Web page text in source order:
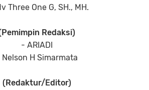
Three One G, SH., MH.
Redaksi)
- ARIADI
H Simarmata
(Redaktur/Editor)